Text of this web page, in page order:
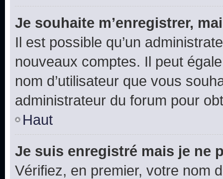
Je souhaite m’enregistrer,
Il est possible qu’un
nouveaux comptes. Il peut
nom d’utilisateur que vous
administrateur du forum pour
Haut
Je suis enregistré mais je ne
Vérifiez, en premier, votre nom